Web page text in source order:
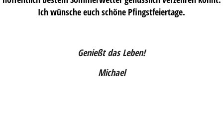
Ich wünsche euch schöne Pfingstfeiertage.
Genießt das Leben!
Michael